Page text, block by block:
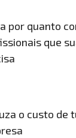
por quanto
que
o custo de